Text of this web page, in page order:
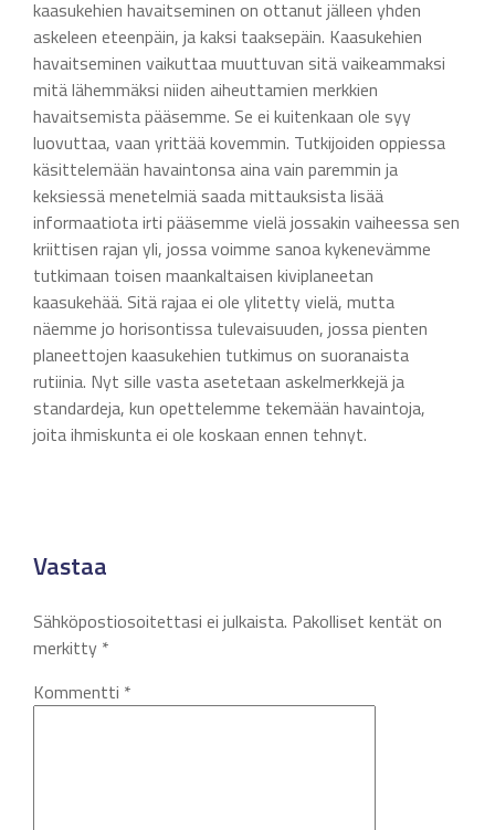
kaasukehien havaitseminen on ottanut jälleen yhden
askeleen eteenpäin, ja kaksi taaksepäin. Kaasukehien
havaitseminen vaikuttaa muuttuvan sitä vaikeammaksi
mitä lähemmäksi niiden aiheuttamien merkkien
havaitsemista pääsemme. Se ei kuitenkaan ole syy
luovuttaa, vaan yrittää kovemmin. Tutkijoiden oppiessa
käsittelemään havaintonsa aina vain paremmin ja
keksiessä menetelmiä saada mittauksista lisää
informaatiota irti pääsemme vielä jossakin vaiheessa sen
kriittisen rajan yli, jossa voimme sanoa kykenevämme
tutkimaan toisen maankaltaisen kiviplaneetan
kaasukehää. Sitä rajaa ei ole ylitetty vielä, mutta
näemme jo horisontissa tulevaisuuden, jossa pienten
planeettojen kaasukehien tutkimus on suoranaista
rutiinia. Nyt sille vasta asetetaan askelmerkkejä ja
standardeja, kun opettelemme tekemään havaintoja,
joita ihmiskunta ei ole koskaan ennen tehnyt.
Vastaa
Sähköpostiosoitettasi ei julkaista. Pakolliset kentät on
merkitty *
Kommentti *